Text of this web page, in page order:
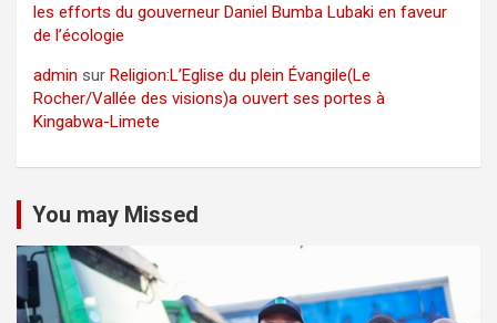
les efforts du gouverneur Daniel Bumba Lubaki en faveur
de l’écologie
admin sur Religion:L’Eglise du plein Évangile(Le
Rocher/Vallée des visions)a ouvert ses portes à
Kingabwa-Limete
You may Missed